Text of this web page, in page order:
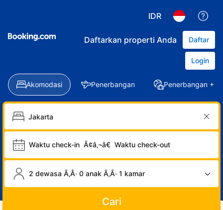
IDR
Daftarkan properti Anda Daftar
Login
Akomodasi Penerbangan Penerbangan +
Waktu check-in Ã¢â‚¬â€ Waktu check-out
2 dewasa Ã‚Â· 0 anak Ã‚Â· 1 kamar
Cari